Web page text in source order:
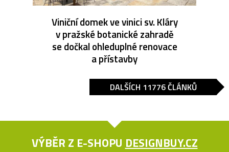
Viniční domek ve vinici sv. Kláry
v pražské botanické zahradě
se dočkal ohleduplné renovace
a přístavby
DALŠÍCH 11776 ČLÁNKŮ
VÝBĚR Z E-SHOPU DESIGNBUY.CZ